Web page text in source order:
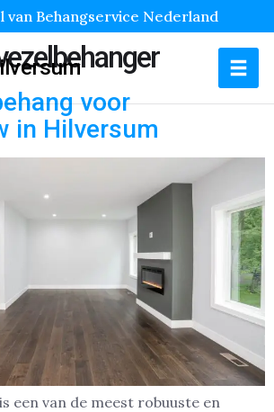
van Behangservice Nederland
voor
in Hilversum
een van de meest robuuste en